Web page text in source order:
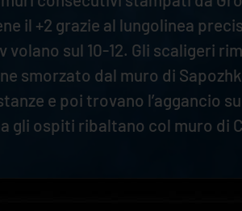
il +2 grazie al lungolinea
sul 10-12. Gli scaligeri
smorzato dal muro di
e poi trovano l’aggancio
gli ospiti ribaltano col muro di